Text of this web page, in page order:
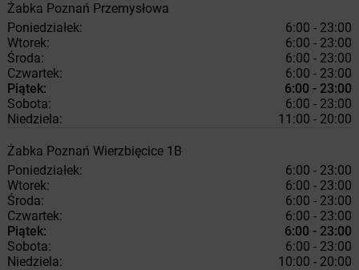
Żabka Poznań Przemysłowa
Poniedziałek:
6:00 - 23:00
Wtorek:
6:00 - 23:00
Środa:
6:00 - 23:00
Czwartek:
6:00 - 23:00
Piątek:
6:00 - 23:00
Sobota:
6:00 - 23:00
Niedziela:
11:00 - 20:00
Żabka Poznań Wierzbięcice 1B
Poniedziałek:
6:00 - 23:00
Wtorek:
6:00 - 23:00
Środa:
6:00 - 23:00
Czwartek:
6:00 - 23:00
Piątek:
6:00 - 23:00
Sobota:
6:00 - 23:00
Niedziela:
10:00 - 20:00